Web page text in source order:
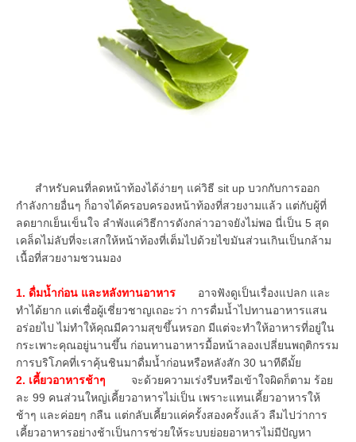
สำหรับคนที่ลดหน้าท้องได้ง่ายๆ แค่วิธี sit up บวกกับการออก
กำลังกายอื่นๆ ก็อาจได้ครอบครองหน้าท้องที่สวยงามแล้ว แต่กับผู้ที่
ลดยากเย็นเข็นใจ ลำพังแค่วิธีการดังกล่าวอาจยังไม่พอ นี่เป็น 5 สุด
เคล็ดไม่ลับที่จะเสกให้หน้าท้องที่เต็มไปด้วยไขมันส่วนเกินเป็นกล้าม
เนื้อที่สวยงามชวนมอง
1. ดื่มน้ำก่อน และหลังทานอาหาร
อาจฟังดูเป็นเรื่องแปลก และ
ทำได้ยาก แต่เชื่อผู้เชี่ยวชาญเถอะว่า การดื่มน้ำไปทานอาหารแสน
อร่อยไป ไม่ทำให้คุณมีความสุขขึ้นหรอก มีแต่จะทำให้อาหารที่อยู่ใน
กระเพาะคุณอยู่นานขึ้น ก่อนทานอาหารมื้อหน้าลองเปลี่ยนพฤติกรรม
การบริโภคที่เราคุ้นชินมาดื่มน้ำก่อนหรือหลังสัก 30 นาทีดีมั้ย
2. เคี้ยวอาหารช้าๆ
จะด้วยความเร่งรีบหรือเข้าใจผิดก็ตาม ร้อย
ละ 99 คนส่วนใหญ่เคี้ยวอาหารไม่เป็น เพราะแทนเคี้ยวอาหารให้
ช้าๆ และค่อยๆ กลืน แต่กลับเคี้ยวแค่ครั้งสองครั้งแล้ว ลืมไปว่าการ
เคี้ยวอาหารอย่างช้าเป็นการช่วยให้ระบบย่อยอาหารไม่มีปัญหา